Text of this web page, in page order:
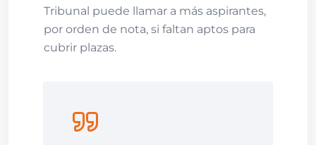
Tribunal puede llamar a más aspirantes,
por orden de nota, si faltan aptos para
cubrir plazas.